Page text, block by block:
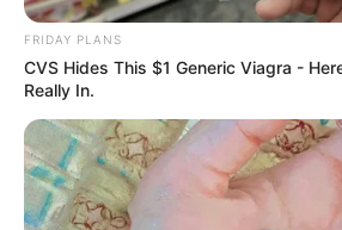
FRIDAY PLANS
CVS Hides This $1 Generic Viagra -
Really In.